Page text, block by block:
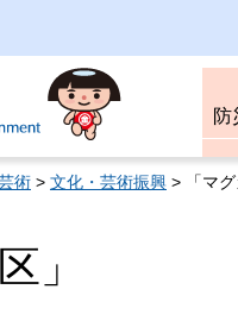
防
術 > 文化・芸術振興 > 「マグ
」